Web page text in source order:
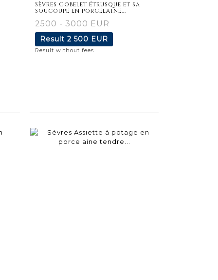
Sèvres Gobelet étrusque et sa
soucoupe en porcelaine...
2500 - 3000 EUR
Result 2 500 EUR
Result without fees